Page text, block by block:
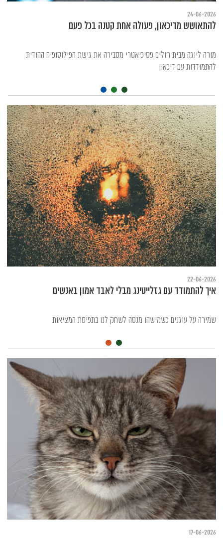
24-06-2026
להתאושש מדיכאון, פעולה אחת קטנה בכל פעם
מורה ליוגה מבית חולים פסיכיאטרי מסבירה את גישת הפילוסופיה ההודית
להתמודדות עם דיכאון
22-06-2026
איך להתמודד עם גזלייטינג מבלי לאבד אמון באנשים
שמירה על עוגנים כשמישהו מנסה לשחק לנו בתפיסת המציאות
17-06-2026